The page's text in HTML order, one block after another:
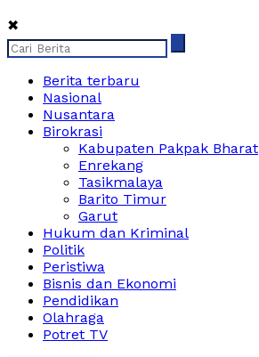
✖
Berita terbaru
Nasional
Nusantara
Birokrasi
Kabupaten Pakpak Bharat
Enrekang
Tasikmalaya
Barito Timur
Garut
Hukum dan Kriminal
Politik
Peristiwa
Bisnis dan Ekonomi
Pendidikan
Olahraga
Potret TV